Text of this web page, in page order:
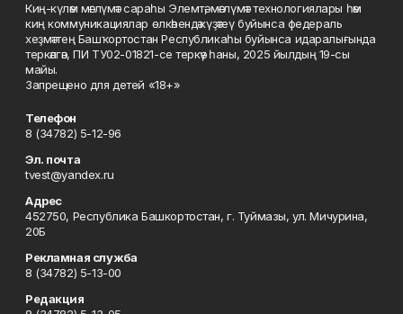
Киң-күләм мәғлүмәт сараһы Элемтә, мәғлүмәт технологиялары һәм
киң коммуникациялар өлкәһендә күҙәтеү буйынса федераль
хеҙмәттең Башҡортостан Республикаһы буйынса идаралығында
теркәлгән, ПИ ТУ02-01821-се теркәү һаны, 2025 йылдың 19-сы
майы.
Запрещено для детей «18+»
Телефон
8 (34782) 5-12-96
Эл. почта
tvest@yandex.ru
Адрес
452750, Республика Башкортостан, г. Туймазы, ул. Мичурина,
20Б
Рекламная служба
8 (34782) 5-13-00
Редакция